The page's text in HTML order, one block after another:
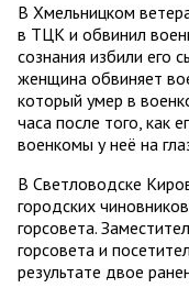
В Хмельницком
в ТЦК и обвинил
сознания избили его
женщина обвиняет
который умер в
часа после того, как
военкомы у неё на
В Светловодске
городских
горсовета.
горсовета и
результате двое